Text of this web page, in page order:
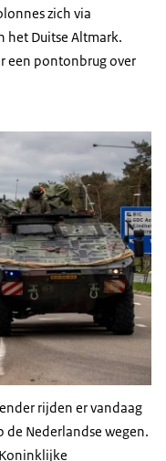
zich via
het Duitse Altmark.
een pontonbrug over
over de weg geflankeerd
rijden er vandaag
Nederlandse wegen.